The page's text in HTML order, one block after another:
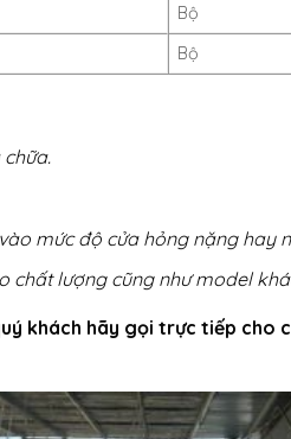
Bộ
Bộ
mức độ cửa hỏng nặng hay
chất lượng cũng như model
khách hãy gọi trực tiếp cho